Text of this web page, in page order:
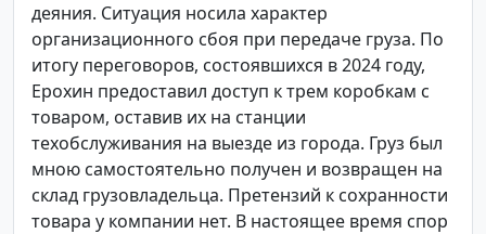
деяния. Ситуация носила характер
организационного сбоя при передаче груза. По
итогу переговоров, состоявшихся в 2024 году,
Ерохин предоставил доступ к трем коробкам с
товаром, оставив их на станции
техобслуживания на выезде из города. Груз был
мною самостоятельно получен и возвращен на
склад грузовладельца. Претензий к сохранности
товара у компании нет. В настоящее время спор